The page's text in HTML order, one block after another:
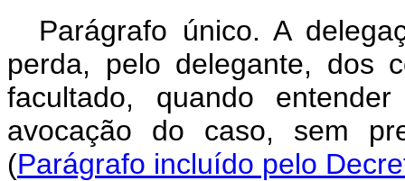
Parágrafo único. A
perda, pelo delegante, dos
facultado, quando
avocação do caso, sem
(Parágrafo incluído pelo